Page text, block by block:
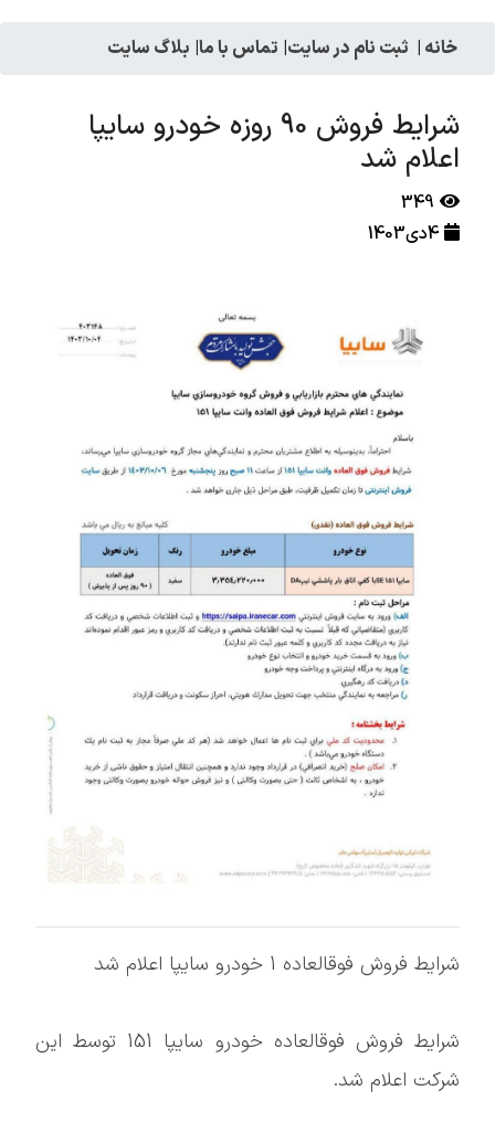
خانه | ثبت نام در سایت| تماس با ما| بلاگ سایت
شرایط فروش 90 روزه خودرو سایپا
اعلام شد
349
4دی1403
شرایط فروش فوقالعاده 1 خودرو سایپا اعلام شد
شرایط فروش فوقالعاده خودرو سایپا 151 توسط این
شرکت اعلام شد.